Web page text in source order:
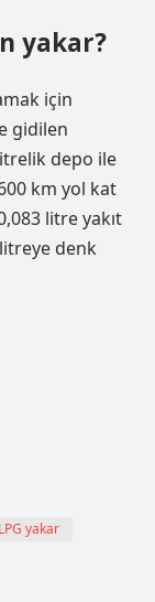
yakar?
için
gidilen
depo ile
km yol kat
litre yakıt
denk
yakar